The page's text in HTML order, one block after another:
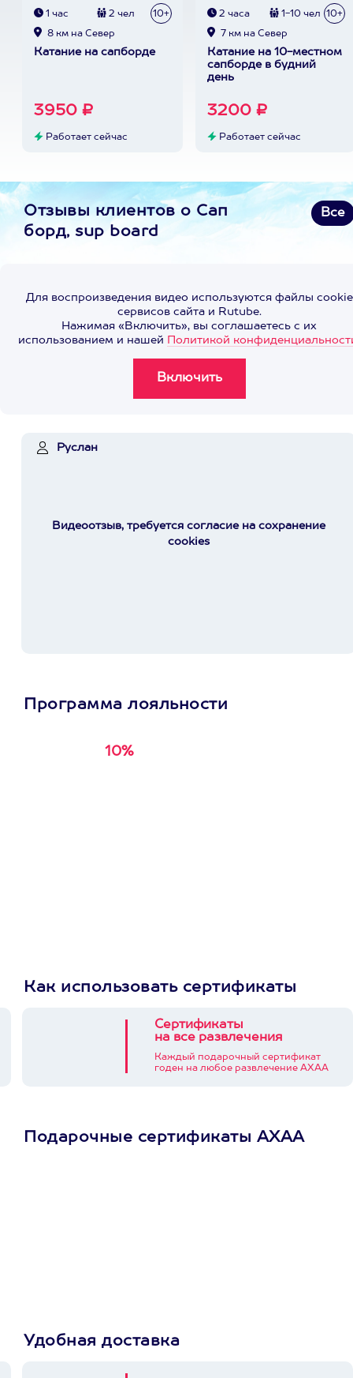
1 час 2 чел 10+
8 км на Север
Катание на сапборде
3950 ₽
Работает сейчас
2 часа 1-10 чел 10+
7 км на Север
Катание на 10-местном
сапборде в будний
день
3200 ₽
Работает сейчас
Отзывы клиентов о Сап
борд, sup board
Все
Для воспроизведения видео используются файлы cookie
сервисов сайта и Rutube.
Нажимая «Включить», вы соглашаетесь с их
использованием и нашей Политикой
Руслан
Видеоотзыв, требуется согласие на сохранение
cookies
Программа лояльности
10%
Как использовать сертификаты
Сертификаты
на все развлечения
Каждый подарочный сертификат
годен на любое развлечение АХАА
Подарочные сертификаты АХАА
Удобная доставка